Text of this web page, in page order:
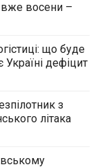
восени –
що буде
Україні дефіцит
з
літака